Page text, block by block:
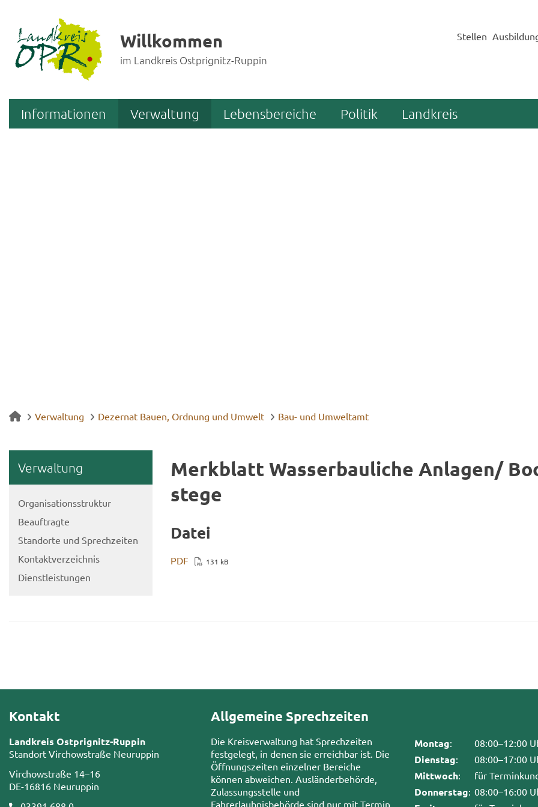
Willkommen
im Landkreis Ostprignitz-Ruppin
Stellen
Informationen Verwaltung Lebensbereiche Politik Landkreis
Verwaltung Dezernat Bauen, Ordnung und Umwelt Bau- und Umweltamt
Ver­wal­tung
Or­ga­ni­sa­ti­ons­struk­tur
Be­auf­trag­te
Stand­or­te und Sprech­zei­ten
Kon­takt­ver­zeich­nis
Dienst­leis­tun­gen
Merk­blatt Was­ser­bau­li­che An­la­gen/
ste­ge
Datei
PDF 131 kB
Kontakt
Landkreis Ostprignitz-Ruppin
Standort Virchowstraße Neuruppin
Virchowstraße 14–16
DE-16816 Neuruppin
Allgemeine Sprechzeiten
Die Kreisverwaltung hat Sprechzeiten
festgelegt, in denen sie erreichbar ist. Die
Öffnungszeiten einzelner Bereiche
können abweichen. Ausländerbehörde,
Zulassungsstelle und
Fahrerlaubnisbehörde sind nur mit Termin
Montag: 08:00–12:00
Dienstag: 08:00–17:00
Mittwoch: für
Donnerstag: 08:00–16:00